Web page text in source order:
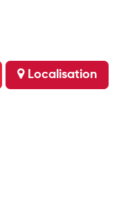
Localisation